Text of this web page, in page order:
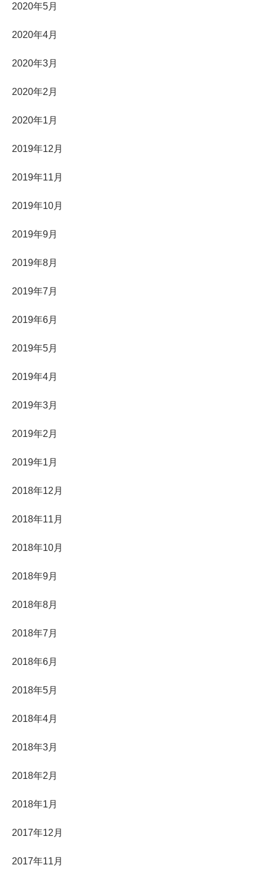
2020年5月
2020年4月
2020年3月
2020年2月
2020年1月
2019年12月
2019年11月
2019年10月
2019年9月
2019年8月
2019年7月
2019年6月
2019年5月
2019年4月
2019年3月
2019年2月
2019年1月
2018年12月
2018年11月
2018年10月
2018年9月
2018年8月
2018年7月
2018年6月
2018年5月
2018年4月
2018年3月
2018年2月
2018年1月
2017年12月
2017年11月